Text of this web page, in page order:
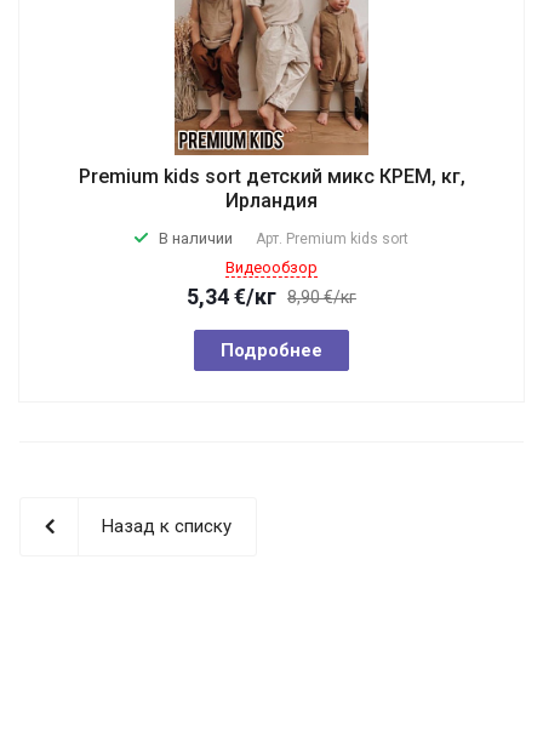
Premium kids sort детский микс КРЕМ, кг,
Ирландия
В наличии Арт. Premium kids sort
Видеообзор
5,34€/кг 8,90 €/кг
Подробнее
Назад к списку